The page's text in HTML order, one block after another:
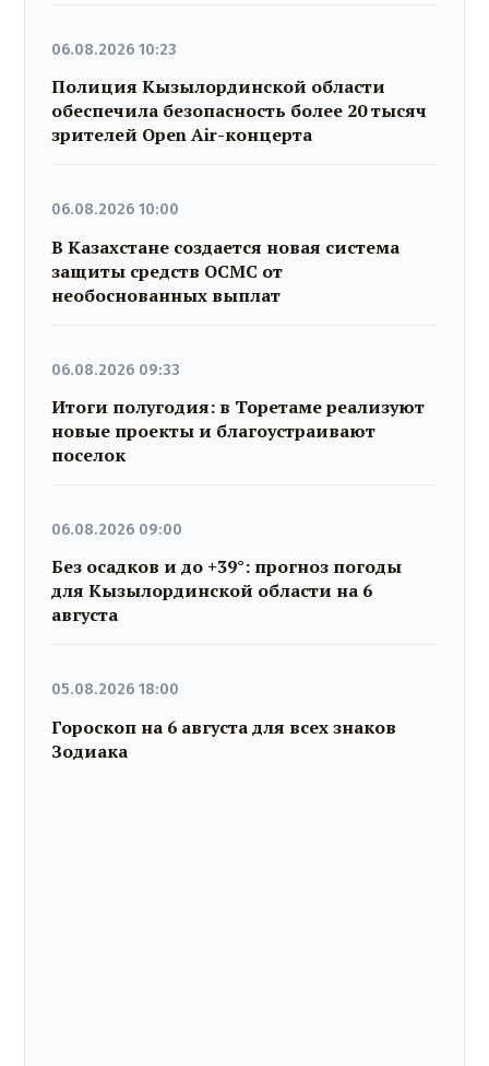
06.08.2026 10:23
Полиция Кызылординской области
обеспечила безопасность более 20 тысяч
зрителей Open Air-концерта
06.08.2026 10:00
В Казахстане создается новая система
защиты средств ОСМС от
необоснованных выплат
06.08.2026 09:33
Итоги полугодия: в Торетаме реализуют
новые проекты и благоустраивают
поселок
06.08.2026 09:00
Без осадков и до +39°: прогноз погоды
для Кызылординской области на 6
августа
05.08.2026 18:00
Гороскоп на 6 августа для всех знаков
Зодиака